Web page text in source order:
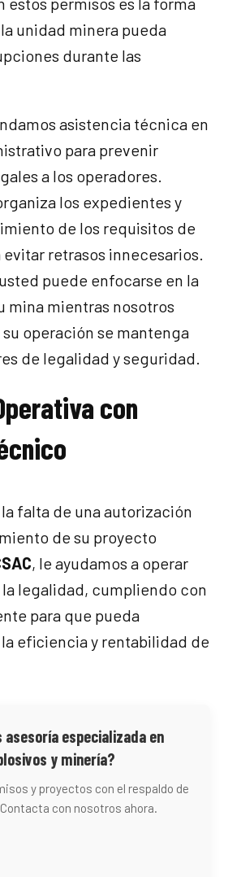
unidad minera pueda
durante las
asistencia técnica en
para prevenir
a los operadores.
los expedientes y
de los requisitos de
retrasos innecesarios.
puede enfocarse en la
mina mientras nosotros
operación se mantenga
de legalidad y seguridad.
con
falta de una autorización
de su proyecto
, le ayudamos a operar
legalidad, cumpliendo con
para que pueda
eficiencia y rentabilidad de
asesoría especializada en
y minería?
y proyectos con el respaldo de
Contacta con nosotros ahora.